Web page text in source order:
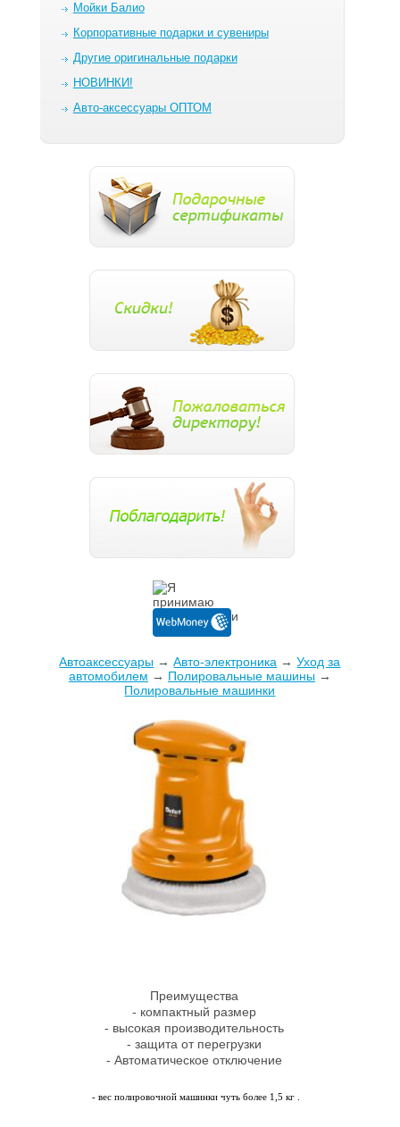
Мойки Балио
Корпоративные подарки и сувениры
Другие оригинальные подарки
НОВИНКИ!
Авто-аксессуары ОПТОМ
Автоаксессуары →Авто-электроника →Уход за
автомобилем → Полировальные машины→
Полировальные машинки
Преимущества
- компактный размер
- высокая производительность
- защита от перегрузки
- Автоматическое отключение
- вес полировочной машинки чуть более 1,5 кг .